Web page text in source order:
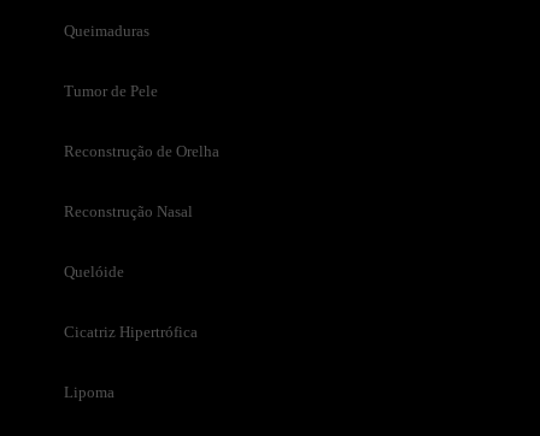
Queimaduras
Tumor de Pele
Reconstrução de Orelha
Reconstrução Nasal
Quelóide
Cicatriz Hipertrófica
Lipoma